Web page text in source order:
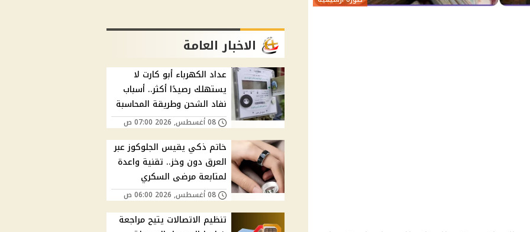
الاخبار العامة
عداد الكهرباء أبو كارت لا
يستهلك رصيدًا أكثر.. أسباب
نفاد الشحن وطريقة المحاسبة
08 أغسطس, 2026 07:00 ص
خاتم ذكي يقيس الجلوكوز عبر
العرق دون وخز.. تقنية واعدة
لمتابعة مرضى السكري
08 أغسطس, 2026 06:00 ص
تنظيم الاتصالات يتيح مراجعة